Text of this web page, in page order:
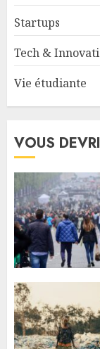
Startups
Tech &
Vie étudiante
VOUS